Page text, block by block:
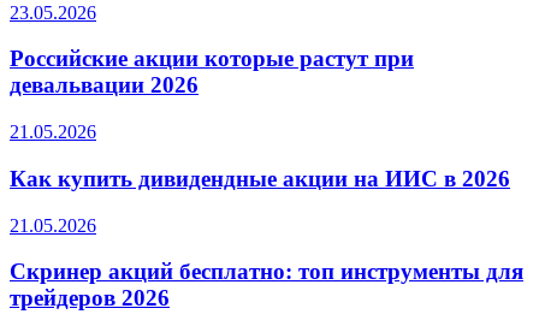
23.05.2026
Российские акции которые растут при
девальвации 2026
21.05.2026
Как купить дивидендные акции на ИИС в 2026
21.05.2026
Скринер акций бесплатно: топ инструменты для
трейдеров 2026